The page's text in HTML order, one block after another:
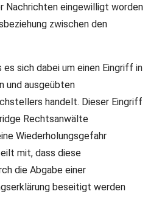
Nachrichten eingewilligt worden
zwischen den
sich dabei um einen Eingriff in
und ausgeübten
handelt. Dieser Eingriff
Rechtsanwälte
Wiederholungsgefahr
mit, dass diese
die Abgabe einer
beseitigt werden